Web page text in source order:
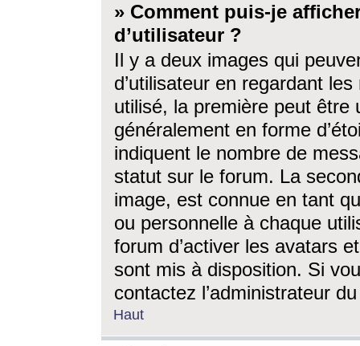
» Comment puis-je
d’utilisateur ?
Il y a deux images qui
d’utilisateur en regardant
utilisé, la première peut être
généralement en forme
indiquent le nombre de
statut sur le forum. La
image, est connue en tant
ou personnelle à chaque
forum d’activer les avatars
sont mis à disposition. Si
contactez l’administrateur
Haut